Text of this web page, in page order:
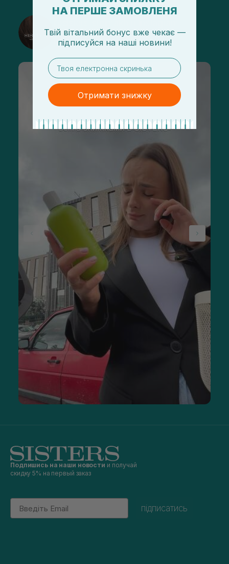
Подписаться
Подпишись на наши новости и получай
скидку 5% на первый заказ
Email
підписатись
НА ПЕРШЕ ЗАМОВЛЕНЯ
Твій вітальний бонус вже чекає —
підписуйся на наші новини!
email
Отримати знижку